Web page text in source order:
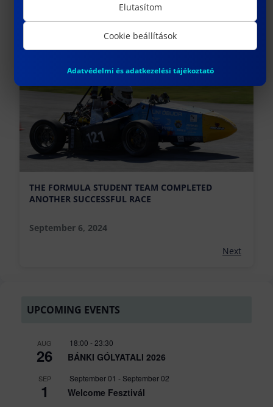
SECURITY ENGINEERING BSC STUDENT
THE FORMULA STUDENT TEAM COMPLETED
ANOTHER SUCCESSFUL RACE
September 6, 2024
Next
UPCOMING EVENTS
AUG
26
18:00 - 23:30
BÁNKI GÓLYATALI 2026
SEP
1
September 01 -September 02
Welcome Fesztivál
Elutasítom
Cookie beállítások
Adatvédelmi és adatkezelési tájékoztató